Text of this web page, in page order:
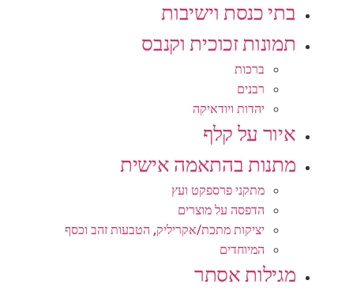
בתי כנסת וישיבות
תמונות זכוכית וקנבס
ברכות
רבנים
יהדות ויודאיקה
איור על קלף
מתנות בהתאמה אישית
מתקני פרספקט ועץ
הדפסה על מוצרים
יציקות מתכת/אקריליק, הטבעות זהב וכסף
המיוחדים
מגילות אסתר